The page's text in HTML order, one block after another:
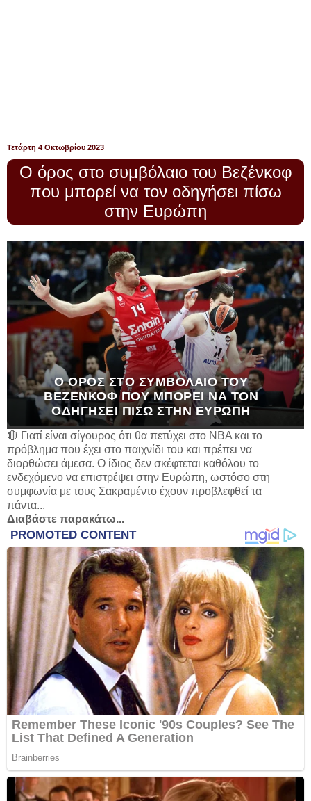
Τετάρτη 4 Οκτωβρίου 2023
Ο όρος στο συμβόλαιο του Βεζένκοφ
που μπορεί να τον οδηγήσει πίσω
στην Ευρώπη
Ο ΌΡΟΣ ΣΤΟ ΣΥΜΒΌΛΑΙΟ ΤΟΥ
ΒΕΖΈΝΚΟΦ ΠΟΥ ΜΠΟΡΕΊ ΝΑ ΤΟΝ
ΟΔΗΓΉΣΕΙ ΠΊΣΩ ΣΤΗΝ ΕΥΡΏΠΗ
🔴 Γιατί είναι σίγουρος ότι θα πετύχει στο NBA και το
πρόβλημα που έχει στο παιχνίδι του και πρέπει να
διορθώσει άμεσα. Ο ίδιος δεν σκέφτεται καθόλου το
ενδεχόμενο να επιστρέψει στην Ευρώπη, ωστόσο στη
συμφωνία με τους Σακραμέντο έχουν προβλεφθεί τα
πάντα...
Διαβάστε παρακάτω...